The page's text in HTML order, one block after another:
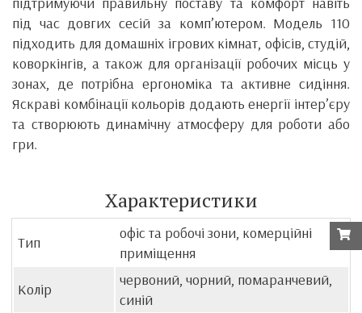
під час довгих сесій за комп’ютером. Модель 110
підходить для домашніх ігрових кімнат, офісів, студій,
коворкінгів, а також для організації робочих місць у
зонах, де потрібна ергономіка та активне сидіння.
Яскраві комбінації кольорів додають енергії інтер’єру
та створюють динамічну атмосферу для роботи або
гри.
Характеристики
Тип
офіс та робочі зони, комерційні
приміщення
Колір
червоний, чорний, помаранчевий,
синій